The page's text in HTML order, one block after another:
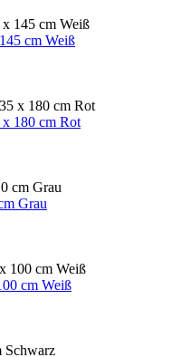
cm Weiß
180 cm Rot
Grau
cm Weiß